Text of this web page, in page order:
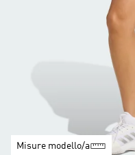
Misure modello/a